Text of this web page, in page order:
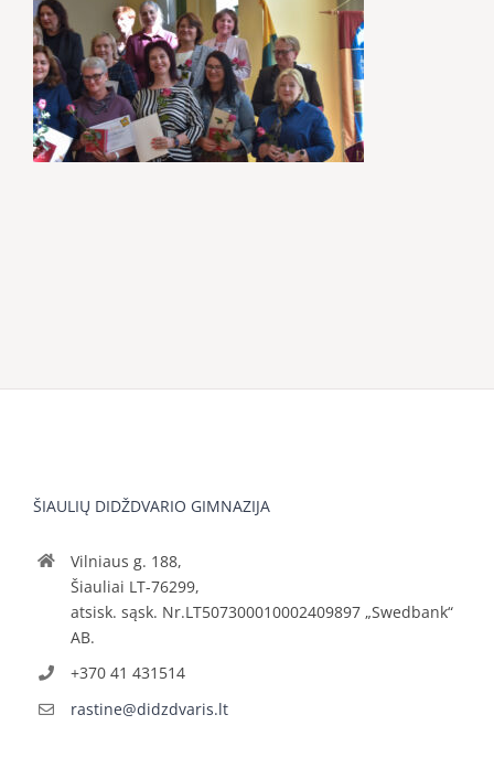
ŠIAULIŲ DIDŽDVARIO GIMNAZIJA
Vilniaus g. 188,
Šiauliai LT-76299,
atsisk. sąsk. Nr.LT507300010002409897 „Swedbank“
AB.
+370 41 431514
rastine@didzdvaris.lt